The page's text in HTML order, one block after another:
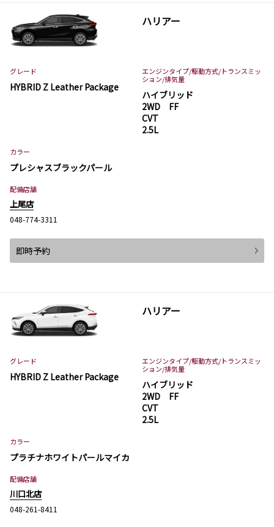
ハリアー
グレード
HYBRID Z Leather Package
エンジンタイプ/駆動方式/トランスミッ
ション/排気量
ハイブリッド
2WD FF
CVT
2.5L
カラー
プレシャスブラックパール
配備店舗
上尾店
048-774-3311
即時予約
ハリアー
グレード
HYBRID Z Leather Package
エンジンタイプ/駆動方式/トランスミッ
ション/排気量
ハイブリッド
2WD FF
CVT
2.5L
カラー
プラチナホワイトパールマイカ
配備店舗
川口北店
048-261-8411